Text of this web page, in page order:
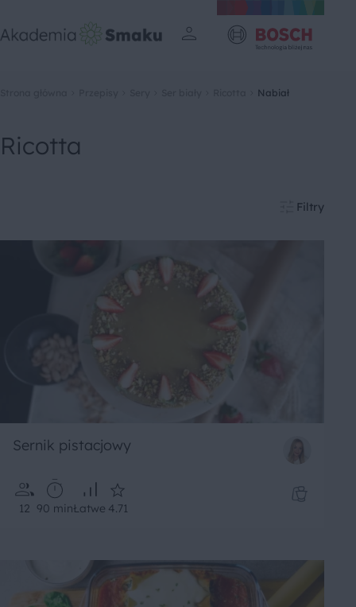
Nabiał
Ricotta
Filtry
Sernik pistacjowy
12 90 minŁatwe 4.71